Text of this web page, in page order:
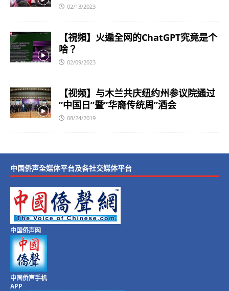
02/13/2023
【視頻】火遍全网的ChatGPT究竟是个
啥？
02/09/2023
【视频】与木兰共庆纽约州参议院通过
“中国日”暨“华裔传统周”酒会
08/24/2019
中国侨声全媒体平台及各社交媒体平台
中国侨声网
中国侨声手机
APP